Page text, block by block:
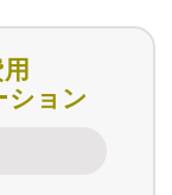
ション